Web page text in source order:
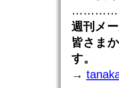
週刊 メ
皆さま
す。
→